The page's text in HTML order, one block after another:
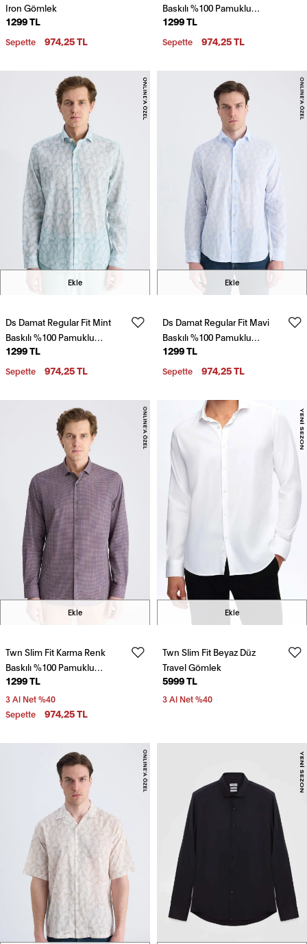
Iron Gömlek
1299 TL
Sepette 974,25 TL
Baskılı %100 Pamuklu
Gömlek
1299 TL
Sepette 974,25 TL
Ekle
Ds Damat Regular Fit Mint
Baskılı %100 Pamuklu
Gömlek
1299 TL
Sepette 974,25 TL
Ekle
Ds Damat Regular Fit Mavi
Baskılı %100 Pamuklu
Gömlek
1299 TL
Sepette 974,25 TL
Ekle
Twn Slim Fit Karma Renk
Baskılı %100 Pamuklu
Gömlek
1299 TL
3 Al Net %40
Sepette
974,25 TL
Ekle
Twn Slim Fit Beyaz Düz
Travel Gömlek
5999 TL
3 Al Net %40